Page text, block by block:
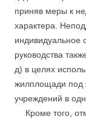
приняв меры к
характера.
индивидуальное
руководства
д) в целях
жилплощади под
учреждений в
Кроме того,